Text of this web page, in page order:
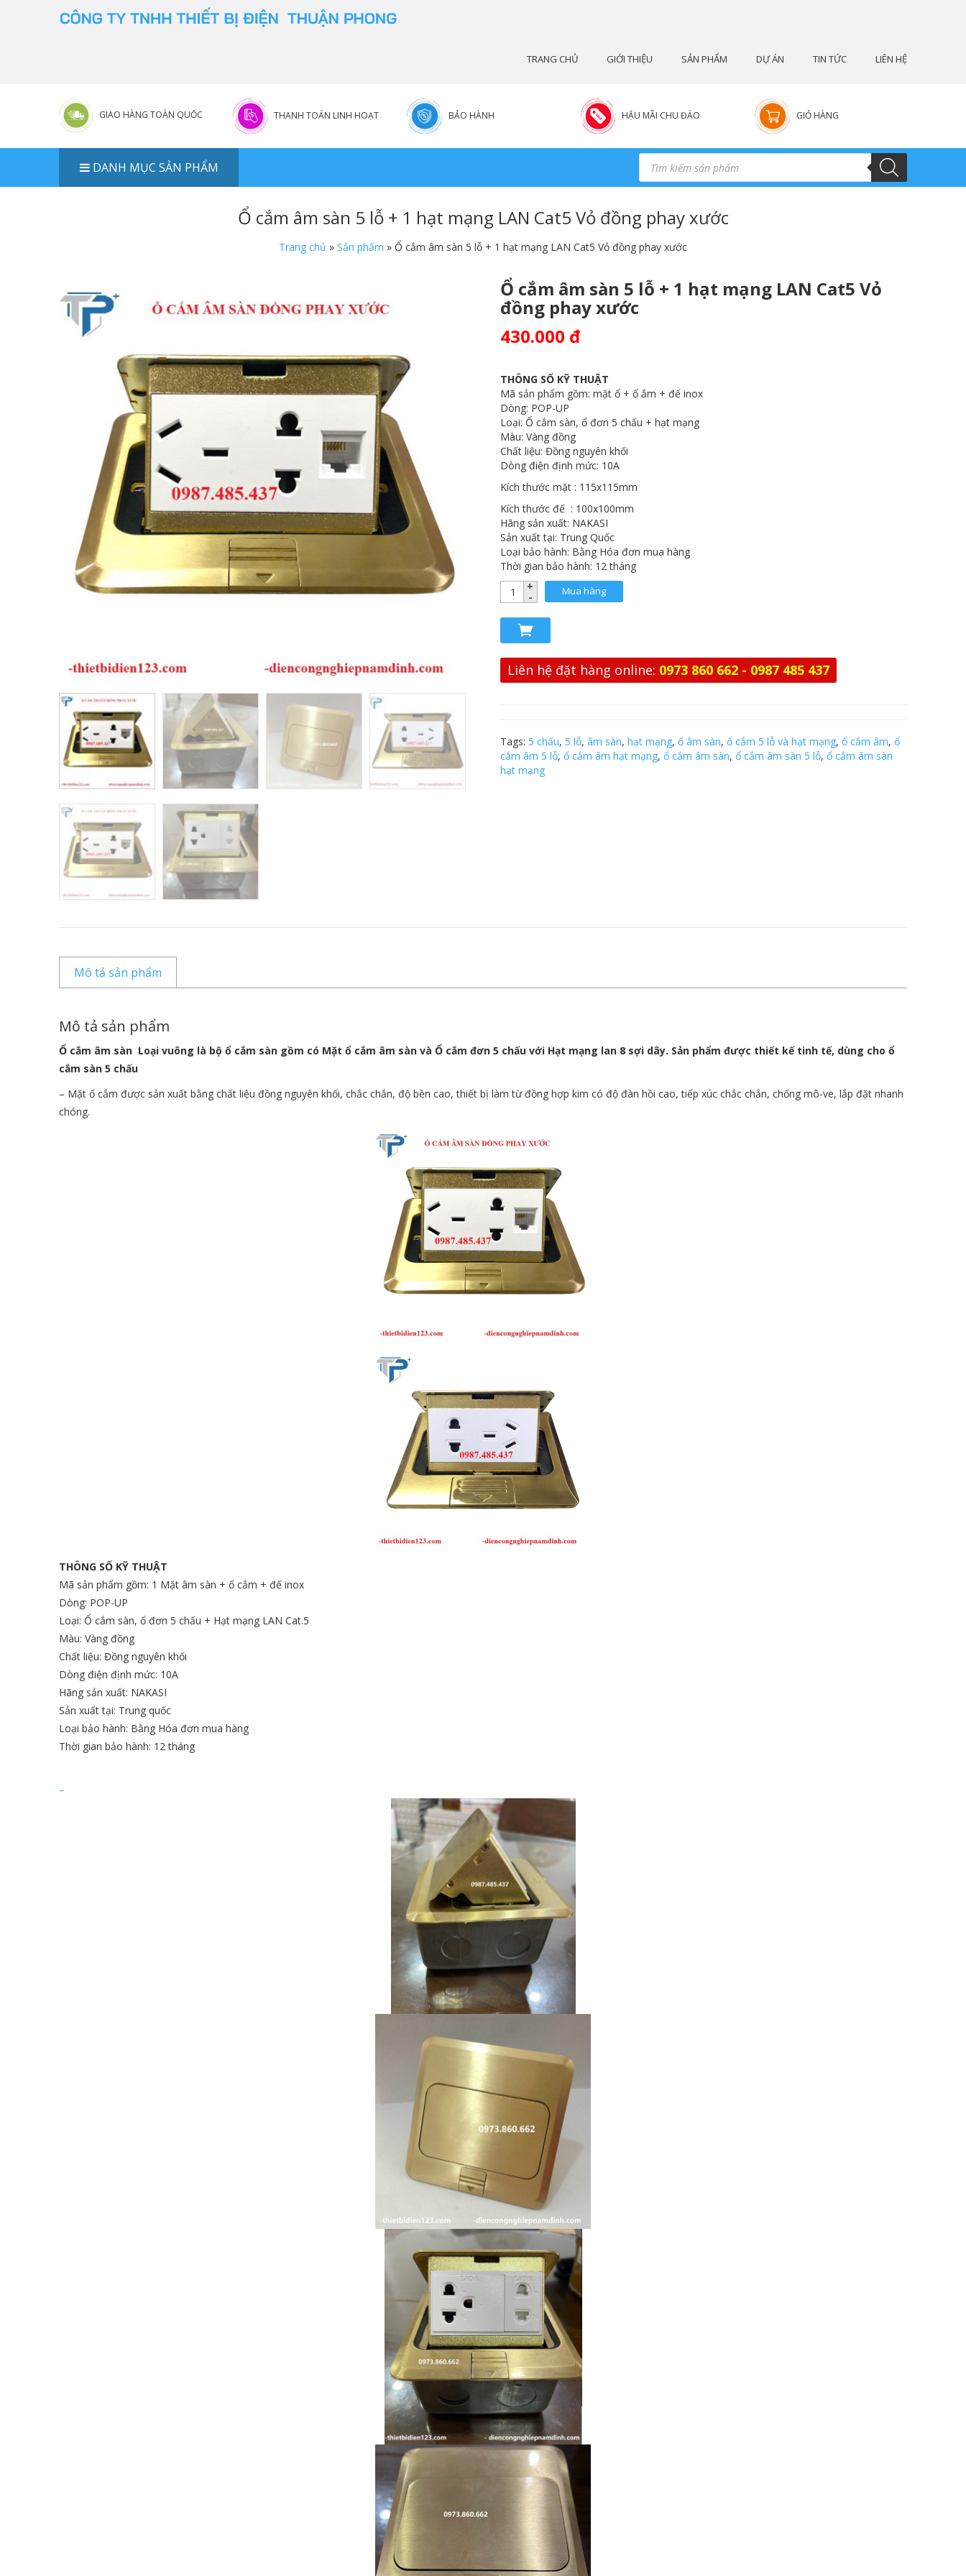
TRANG CHỦ GIỚI THIỆU SẢN PHẨM DỰ ÁN TIN TỨC LIÊN HỆ
GIAO HÀNG TOÀN QUỐC THANH TOÁN LINH HOẠT BẢO HÀNH HẬU MÃI CHU ĐÁO GIỎ HÀNG
DANH MỤC SẢN PHẨM
Ổ cắm âm sàn 5 lỗ + 1 hạt mạng LAN Cat5 Vỏ đồng phay xước
Trang chủ » Sản phẩm » Ổ cắm âm sàn 5 lỗ + 1 hạt mạng LAN Cat5 Vỏ đồng phay xước
Ổ cắm âm sàn 5 lỗ + 1 hạt mạng LAN Cat5 Vỏ
đồng phay xước
430.000 đ
THÔNG SỐ KỸ THUẬT
Mã sản phẩm gồm: mặt ổ + ổ ắm + đế inox
Dòng: POP-UP
Loại: Ổ cắm sàn, ổ đơn 5 chấu + hạt mạng
Màu: Vàng đồng
Chất liệu: Đồng nguyên khối
Dòng điện định mức: 10A
Kích thước mặt : 115x115mm
Kích thước đế : 100x100mm
Hãng sản xuất: NAKASI
Sản xuất tại: Trung Quốc
Loại bảo hành: Bằng Hóa đơn mua hàng
Thời gian bảo hành: 12 tháng
Mua hàng
Liên hệ đặt hàng online: 0973 860 662 - 0987 485 437
Tags: 5 chấu, 5 lỗ, âm sàn, hạt mạng, ổ âm sàn, ổ cắm 5 lỗ và hạt mạng, ổ cắm âm, ổ
cắm âm 5 lỗ, ổ cắm âm hạt mạng, ổ cắm âm sàn, ổ cắm âm sàn 5 lỗ, ổ cắm âm sàn
hạt mạng
Mô tả sản phẩm
Mô tả sản phẩm
Ổ cắm âm sàn Loại vuông là bộ ổ cắm sàn gồm có Mặt ổ cắm âm sàn và Ổ cắm đơn 5 chấu với Hạt mạng lan 8 sợi dây. Sản phẩm được thiết kế tinh tế, dùng cho ổ
cắm sàn 5 chấu
– Mặt ổ cắm được sản xuất bằng chất liệu đồng nguyên khối, chắc chắn, độ bền cao, thiết bị làm từ đồng hợp kim có độ đàn hồi cao, tiếp xúc chắc chắn, chống mô-ve, lắp đặt nhanh
chóng.
THÔNG SỐ KỸ THUẬT
Mã sản phẩm gồm: 1 Mặt âm sàn + ổ cắm + đế inox
Dòng: POP-UP
Loại: Ổ cắm sàn, ổ đơn 5 chấu + Hạt mạng LAN Cat.5
Màu: Vàng đồng
Chất liệu: Đồng nguyên khối
Dòng điện định mức: 10A
Hãng sản xuất: NAKASI
Sản xuất tại: Trung quốc
Loại bảo hành: Bằng Hóa đơn mua hàng
Thời gian bảo hành: 12 tháng
–